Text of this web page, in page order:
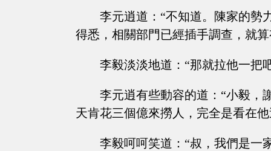
李元逍道：“不知道。陳家的勢
得悉，相關部門已經插手調查，就
李毅淡淡地道：“那就拉他一把
李元逍有些動容的道：“小毅，
天肯花三個億來撈人，完全是看在
李毅呵呵笑道：“叔，我們是一